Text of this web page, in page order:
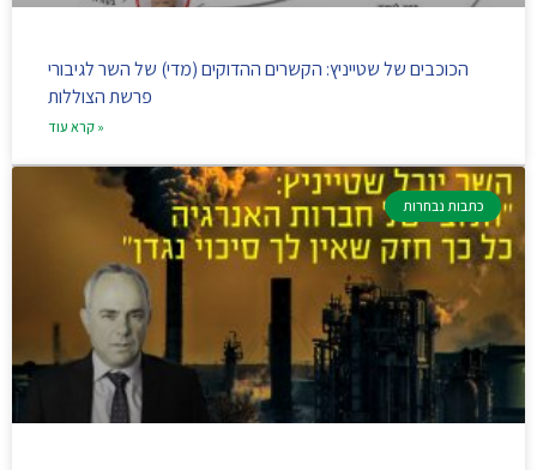
הכוכבים של שטייניץ: הקשרים ההדוקים (מדי) של השר לגיבורי
פרשת הצוללות
קרא עוד »
כתבות נבחרות